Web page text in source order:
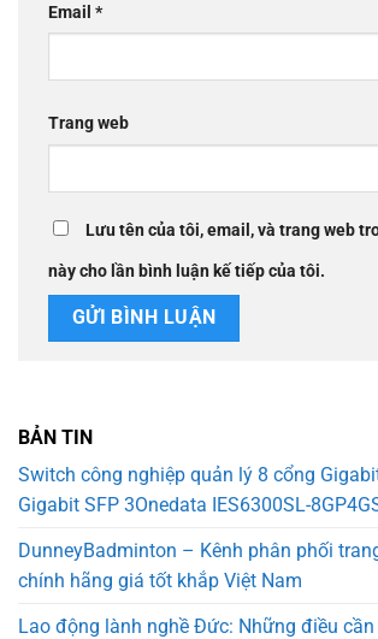
Email *
Trang web
Lưu tên của tôi, email, và trang web
này cho lần bình luận kế tiếp của tôi.
BẢN TIN
Switch công nghiệp quản lý 8 cổng
Gigabit SFP 3Onedata IES6300SL-
DunneyBadminton – Kênh phân phối
chính hãng giá tốt khắp Việt Nam
Lao động lành nghề Đức: Những điều